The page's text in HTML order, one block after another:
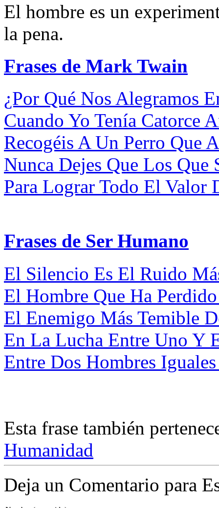
El hombre es un
la pena.
Frases de Mark Twain
¿Por Qué Nos Alegramos
Cuando Yo Tenía Catorce
Recogéis A Un Perro Que
Nunca Dejes Que Los Que
Para Lograr Todo El Valor
Frases de Ser Humano
El Silencio Es El Ruido
El Hombre Que Ha
El Enemigo Más Temible
En La Lucha Entre Uno Y
Entre Dos Hombres
Esta frase también
Humanidad
Deja un Comentario para